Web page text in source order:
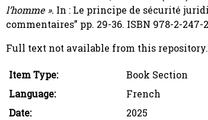
l’homme ». In : Le principe de sécurité
commentaires” pp. 29-36. ISBN 978-2-247-
Full text not available from this repository.
Item Type:
Book Section
Language:
French
Date:
2025